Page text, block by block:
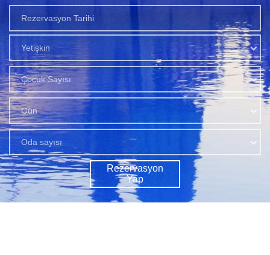
Yetişkin
Çocuk Sayısı
Gün
Oda sayısı
Rezervasyon
Yap